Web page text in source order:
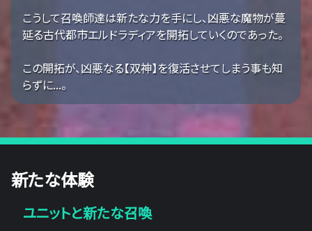
こうして召喚師達は新たな力を手にし、凶悪な魔物が蔓
延る古代都市エルドラディアを開拓していくのであった。
この開拓が、凶悪なる【双神】を復活させてしまう事も知
らずに...。
新たな体験
ユニットと新たな召喚